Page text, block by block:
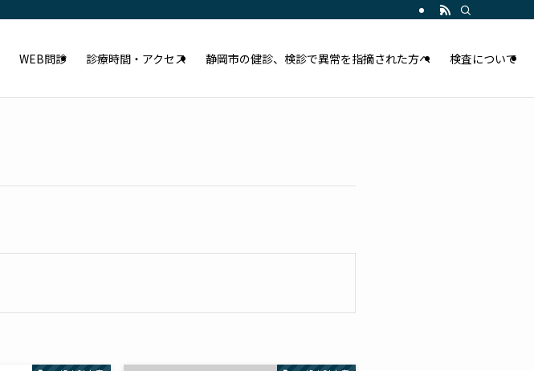
WEB問診 診療時間・アクセス 静岡市の健診、検診で異常を指摘された方へ 検査について